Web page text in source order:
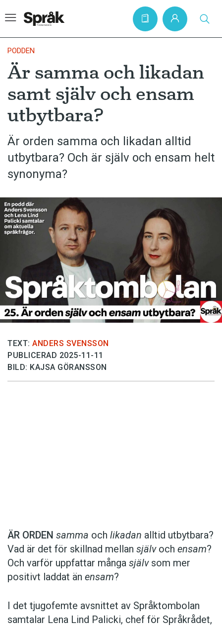
Hem
Artiklar
Krönikor
Språkfrågor
Skrivtips
Bokrecensioner
Podden
Anmäl till språkpolisen
Föreslå nyord
Annonsera
Prenumerera
Läs Språktidningen digitalt
Press
PODDEN
Är samma och likadan
samt själv och ensam
utbytbara?
Är orden samma och likadan alltid
utbytbara? Och är själv och ensam helt
synonyma?
TEXT: ANDERS SVENSSON
PUBLICERAD 2025-11-11
BILD: KAJSA GÖRANSSON
Hantera cookie-inställningar
ÄR ORDEN samma och likadan alltid utbytbara?
Vad är det för skillnad mellan självoch ensam?
Och varför uppfattar många självsom mer
positivt laddat än ensam?
I det tjugofemte avsnittet av Språktombolan
samtalar Lena Lind Palicki, chef för Språkrådet,